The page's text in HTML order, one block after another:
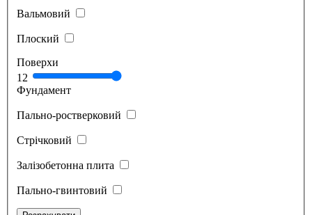
Вальмовий
Плоский
Поверхи
1 2
Фундамент
Пально-ростверковий
Стрічковий
Залізобетонна плита
Пально-гвинтовий